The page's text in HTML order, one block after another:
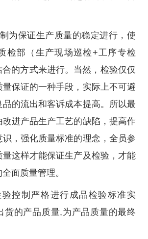
为保证生产质量的稳定进行，使
检部（生产现场巡检+工序专检
合的方式来进行。当然，检验仅仅
保证的一种手段，实际上不可避
的流出和客诉成本提高。所以最
进产品生产工艺的缺陷，提高作
，强化质量标准的理念，全员参
这样才能保证生产及检验，才能
面质量管理。
控制严格进行成品检验标准实
货的产品质量,为产品质量的最终